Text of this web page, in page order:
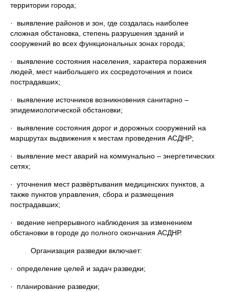
территории города;
· выявление районов и зон, где создалась наиболее
сложная обстановка, степень разрушения зданий и
сооружений во всех функциональных зонах города;
· выявление состояния населения, характера поражения
людей, мест наибольшего их сосредоточения и поиск
пострадавших;
· выявление источников возникновения санитарно –
эпидемиологической обстановки;
· выявление состояния дорог и дорожных сооружений на
маршрутах выдвижения к местам проведения АСДНР;
· выявление мест аварий на коммунально – энергетических
сетях;
· уточнения мест развёртывания медицинских пунктов, а
также пунктов управления, сбора и размещения
пострадавших;
· ведение непрерывного наблюдения за изменением
обстановки в городе до полного окончания АСДНР.
Организация разведки включает:
· определение целей и задач разведки;
· планирование разведки;